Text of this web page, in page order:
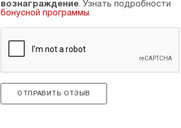
вознаграждение. Узнать подробности
бонусной программы.
ОТПРАВИТЬ ОТЗЫВ